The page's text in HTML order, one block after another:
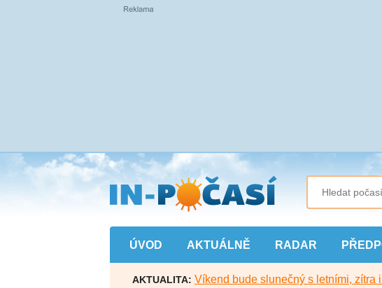
Přejít
na
hlavní
obsah
ÚVOD AKTUÁLNĚ RADAR
AKTUALITA: Víkend bude slunečný s letními, zítra